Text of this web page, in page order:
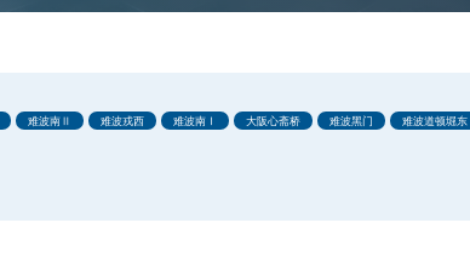
难波南Ⅱ 难波戎西 难波南Ⅰ 大阪心斋桥 难波黑门 难波道顿堀东